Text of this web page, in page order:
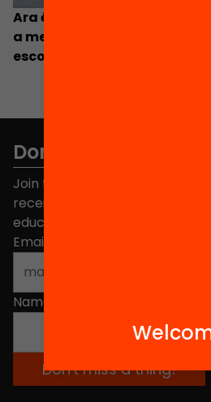
Ara és el torn dels
a mesures efectives contra
escolar
Don't miss anything.
Join the more than 40,000
receive news about initiatives
educational change in
Email address
Name